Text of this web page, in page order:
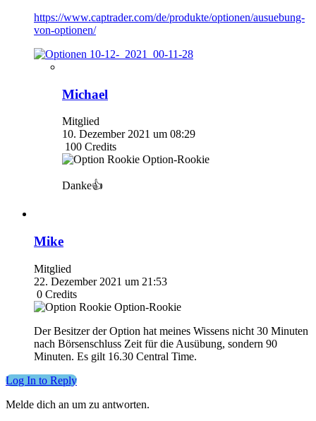
https://www.captrader.com/de/produkte/optionen/ausuebung-
von-optionen/
Michael
Mitglied
10. Dezember 2021 um 08:29
100 Credits
Option-Rookie
Danke👍
Mike
Mitglied
22. Dezember 2021 um 21:53
0 Credits
Option-Rookie
Der Besitzer der Option hat meines Wissens nicht 30 Minuten
nach Börsenschluss Zeit für die Ausübung, sondern 90
Minuten. Es gilt 16.30 Central Time.
Log In to Reply
Melde dich an um zu antworten.